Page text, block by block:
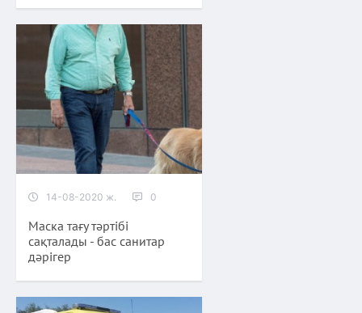
14-08-2020 ж. 0
Маска тағу тәртібі
сақталады - бас санитар
дәрігер